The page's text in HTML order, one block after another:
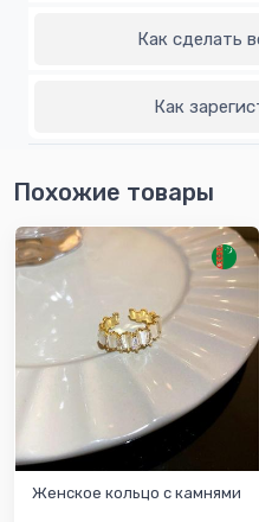
Как сделать
Как
Похожие товары
Женское кольцо с камнями